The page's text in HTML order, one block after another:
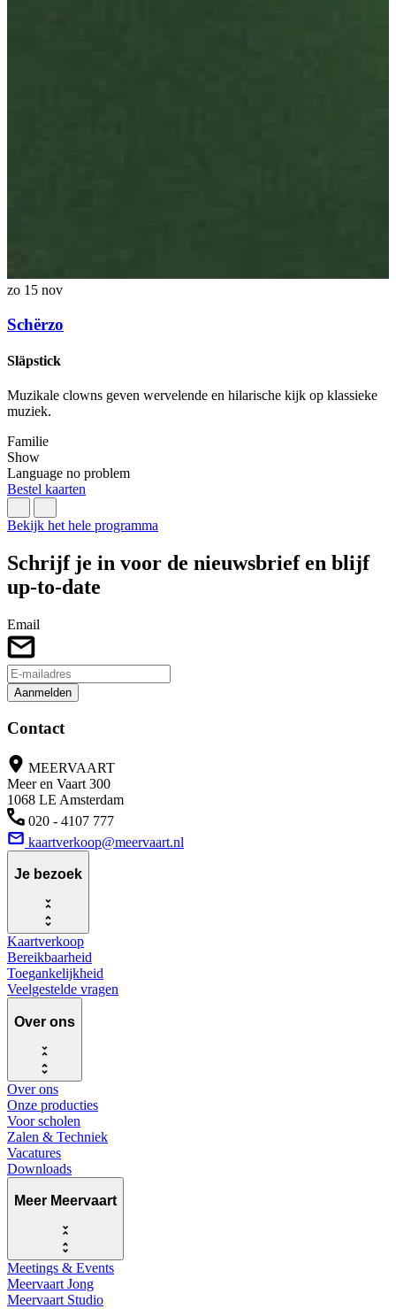
zo 15 nov
Schërzo
Släpstick
Muzikale clowns geven wervelende en hilarische kijk op klassieke
muziek.
Familie
Show
Language no problem
Bestel kaarten
Bekijk het hele programma
Schrijf je in voor de nieuwsbrief en blijf
up-to-date
Email
Aanmelden
Contact
MEERVAART
Meer en Vaart 300
1068 LE Amsterdam
020 - 4107 777
kaartverkoop@meervaart.nl
Je bezoek
Kaartverkoop
Bereikbaarheid
Toegankelijkheid
Veelgestelde vragen
Over ons
Over ons
Onze producties
Voor scholen
Zalen & Techniek
Vacatures
Downloads
Meer Meervaart
Meetings & Events
Meervaart Jong
Meervaart Studio